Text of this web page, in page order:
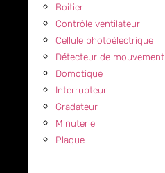
Boitier
Contrôle ventilateur
Cellule photoélectrique
Détecteur de mouvement
Domotique
Interrupteur
Gradateur
Minuterie
Plaque